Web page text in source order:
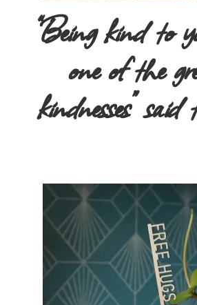
“Being kind to
one of the
kindnesses”